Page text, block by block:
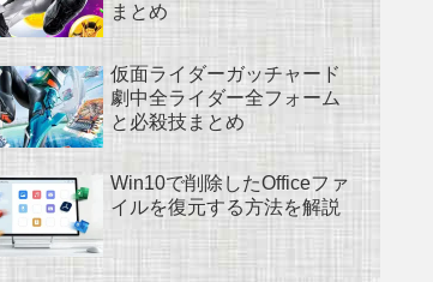
まとめ
仮面ライダーガッチャード
劇中全ライダー全フォーム
と必殺技まとめ
Win10で削除したOfficeファ
イルを復元する方法を解説